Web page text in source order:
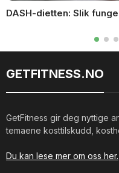
DASH-dietten: Slik
GETFITNESS.NO
GetFitness gir deg nyttige
temaene kosttilskudd,
Du kan lese mer om oss her.